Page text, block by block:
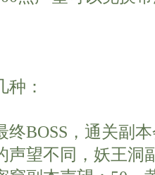
：
终BOSS，通关副
声望不同，妖王洞